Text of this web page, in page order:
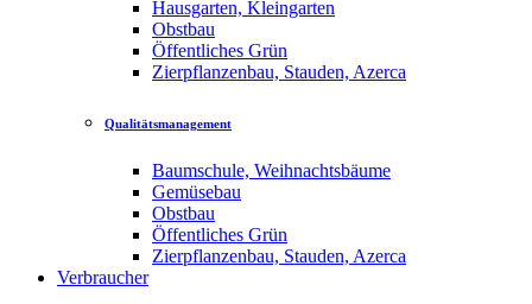
Hausgarten, Kleingarten
Obstbau
Öffentliches Grün
Zierpflanzenbau, Stauden, Azerca
Qualitätsmanagement
Baumschule, Weihnachtsbäume
Gemüsebau
Obstbau
Öffentliches Grün
Zierpflanzenbau, Stauden, Azerca
Verbraucher